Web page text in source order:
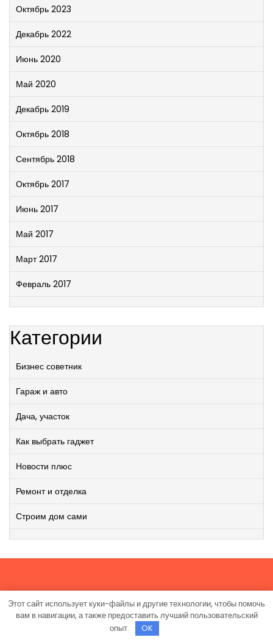
Октябрь 2023
Декабрь 2022
Июнь 2020
Май 2020
Декабрь 2019
Октябрь 2018
Сентябрь 2018
Октябрь 2017
Июнь 2017
Май 2017
Март 2017
Февраль 2017
Категории
Бизнес советник
Гараж и авто
Дача, участок
Как выбрать гаджет
Новости плюс
Ремонт и отделка
Строим дом сами
Работает на WordPress|Viral News WordPress Theme
TheMagnifico.
Этот сайт использует куки-файлы и другие технологии, чтобы помочь
вам в навигации, а также предоставить лучший пользовательский
опыт.
OK